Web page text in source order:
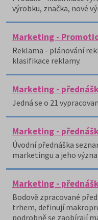
výrobku, značka, nové
Marketing -
Reklama - plánování
klasifikace reklamy.
Marketing -
Jedná se o 21
Marketing -
Úvodní přednáška
marketingu a jeho
Marketing -
Bodově zpracované
trhem, definují
podrobně se zaobírají